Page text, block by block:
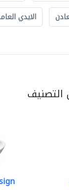
الايدي
التصنيف